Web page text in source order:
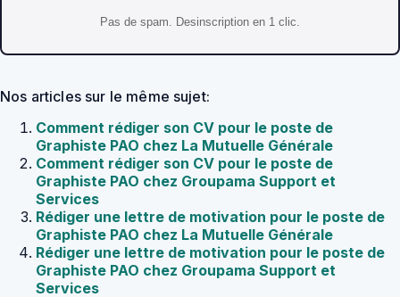
Pas de spam. Desinscription en 1 clic.
Nos articles sur le même sujet:
Comment rédiger son CV pour le poste de
Graphiste PAO chez La Mutuelle Générale
Comment rédiger son CV pour le poste de
Graphiste PAO chez Groupama Support et
Services
Rédiger une lettre de motivation pour le poste de
Graphiste PAO chez La Mutuelle Générale
Rédiger une lettre de motivation pour le poste de
Graphiste PAO chez Groupama Support et
Services